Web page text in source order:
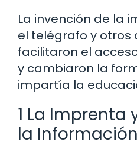
La invención de la
el telégrafo y otros
facilitaron el
y cambiaron la
impartía la
1 La Imprenta
la Información